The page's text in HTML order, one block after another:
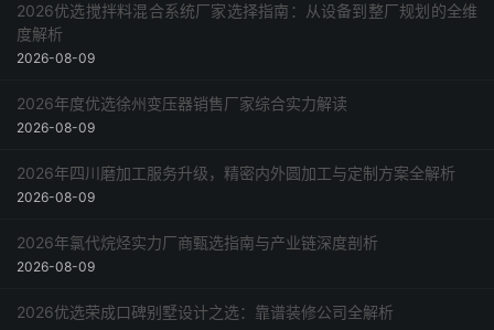
2026优选搅拌料混合系统厂家选择指南：从设备到整厂规划的全维
度解析
2026-08-09
2026年度优选徐州变压器销售厂家综合实力解读
2026-08-09
2026年四川磨加工服务升级，精密内外圆加工与定制方案全解析
2026-08-09
2026年氯代烷烃实力厂商甄选指南与产业链深度剖析
2026-08-09
2026优选荣成口碑别墅设计之选：靠谱装修公司全解析